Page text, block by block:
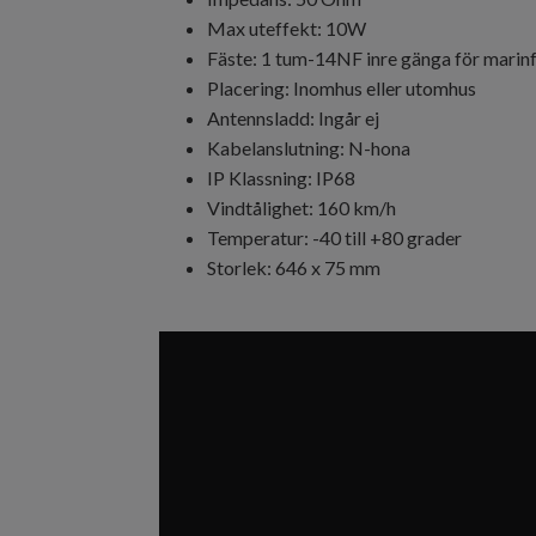
Max uteffekt: 10W
Fäste: 1 tum-14NF inre gänga för
Placering: Inomhus eller utomhus
Antennsladd: Ingår ej
Kabelanslutning: N-hona
IP Klassning: IP68
Vindtålighet: 160 km/h
Temperatur: -40 till +80 grader
Storlek: 646 x 75 mm